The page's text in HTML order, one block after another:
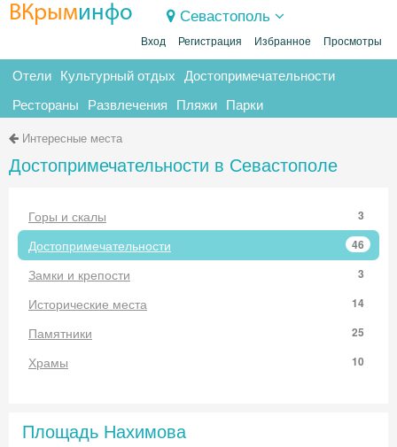
ВКрыминфо Севастополь
Вход Регистрация Избранное Просмотры
Отели Культурный отдых Достопримечательности
Рестораны Развлечения Пляжи Парки
Интересные места
Достопримечательности в Севастополе
Горы и скалы 3
Достопримечательности 46
Замки и крепости 3
Исторические места 14
Памятники 25
Храмы 10
Площадь Нахимова